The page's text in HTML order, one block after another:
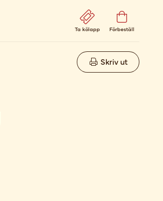
Ta kölapp Förbeställ
Skriv ut